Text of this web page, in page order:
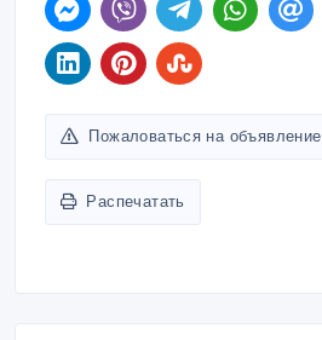
Пожаловаться на объявление
Распечатать